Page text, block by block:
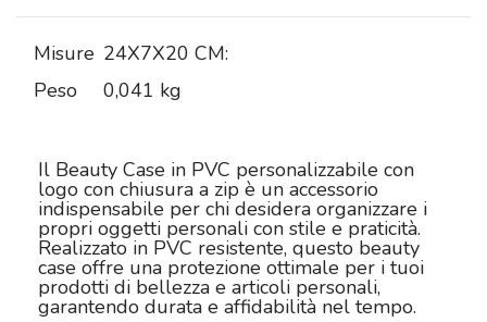
Misure 24X7X20 CM:
Peso
0,041 kg
Il Beauty Case in PVC personalizzabile con
logo con chiusura a zip è un accessorio
indispensabile per chi desidera organizzare i
propri oggetti personali con stile e praticità.
Realizzato in PVC resistente, questo beauty
case offre una protezione ottimale per i tuoi
prodotti di bellezza e articoli personali,
garantendo durata e affidabilità nel tempo.